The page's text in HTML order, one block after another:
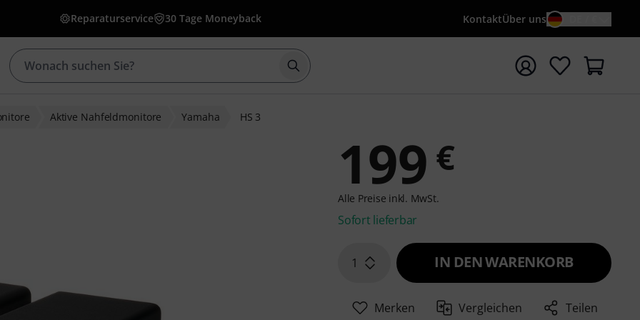
Reparaturservice 30 Tage Moneyback KontaktÜber uns
Suche mit Suchwort {searchTerm} starten
Aktive Nahfeldmonitore Yamaha HS 3
199 €
Alle Preise inkl. MwSt.
Sofort lieferbar
1 IN DEN WARENKORB
Merken Vergleichen Teilen